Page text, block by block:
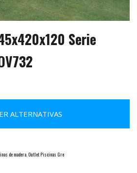
Serie
ALTERNATIVAS
de madera Outlet Piscinas Gre